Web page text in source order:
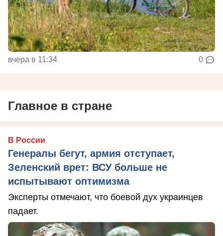
вчера в 11:34 0
Главное в стране
В России
Генералы бегут, армия отступает,
Зеленский врет: ВСУ больше не
испытывают оптимизма
Эксперты отмечают, что боевой дух украинцев
падает.